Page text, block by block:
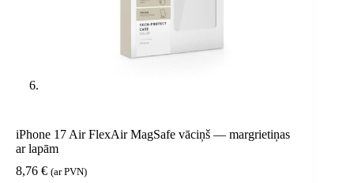
iPhone 17 Air FlexAir MagSafe vāciņš — margrietiņas
ar lapām
8,76 € (ar PVN)